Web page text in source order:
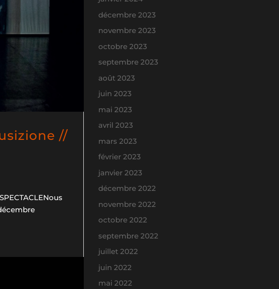
//
décembre 2023
novembre 2023
octobre 2023
septembre 2023
août 2023
juin 2023
mai 2023
avril 2023
mars 2023
février 2023
janvier 2023
décembre 2022
novembre 2022
octobre 2022
septembre 2022
juillet 2022
juin 2022
mai 2022